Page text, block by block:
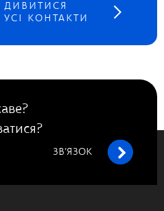
ДИВИТИСЯ
УСІ КОНТАКТИ
ЗВ’ЯЗОК